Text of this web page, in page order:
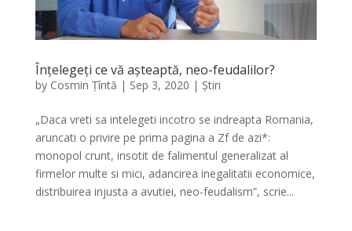
Înțelegeți ce vă așteaptă, neo-feudalilor?
by Cosmin Țîntă | Sep 3, 2020 | Știri
„Daca vreti sa intelegeti incotro se indreapta Romania,
aruncati o privire pe prima pagina a Zf de azi*:
monopol crunt, insotit de falimentul generalizat al
firmelor multe si mici, adancirea inegalitatii economice,
distribuirea injusta a avutiei, neo-feudalism”, scrie...